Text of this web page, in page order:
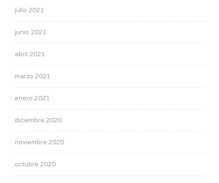
julio 2021
junio 2021
abril 2021
marzo 2021
enero 2021
diciembre 2020
noviembre 2020
octubre 2020